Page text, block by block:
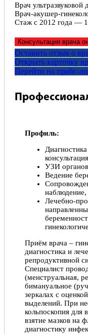
Врач ультразвуковой
Врач-акушер-
Стаж с 2012 года —
Консультация врача
Оставить отзыв о
Открыть карточку
Перейти на прайс-
Профиль:
УЗИ
Ведение
Лечебно-
Приём врача –
диагностика и
репродуктивной
Специалист
(менструальная,
бимануальное
зеркалах с
выделений. При
кольпоскопия для
взятие мазков на
диагностику